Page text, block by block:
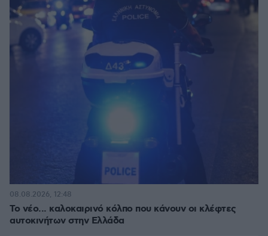
Το νέο... καλοκαιρινό κόλπο που κάνουν οι κλέφτες
αυτοκινήτων στην Ελλάδα
08.08.2026, 12:48